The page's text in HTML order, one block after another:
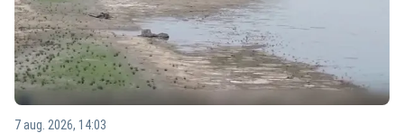
7 aug. 2026, 14:03